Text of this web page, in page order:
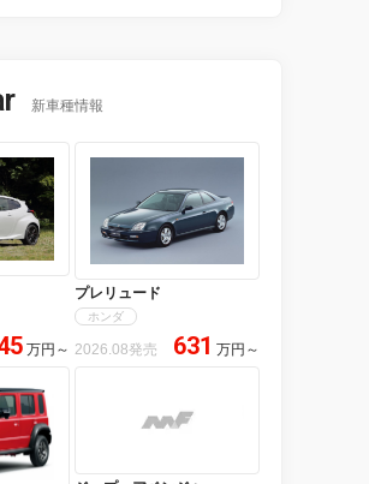
新車種情報
万円 ～
プレリュード
ホンダ
2026.08発売 631 万円 ～